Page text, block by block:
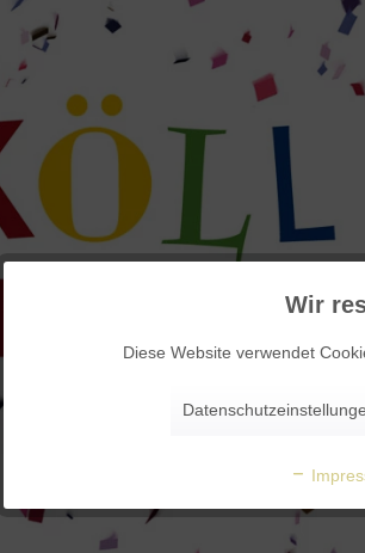
Personalisierung
Wir
Diese Website verwendet